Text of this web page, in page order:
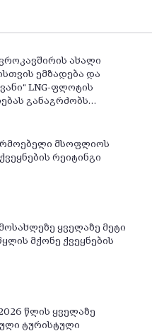
ახალი
ემზადება და
LNG-ფლოტის
განაგრძობს…
მსოფლიოს
რეიტინგი
ყველაზე მეტი
მქონე ქვეყნების
წლის ყველაზე
ტურისტული